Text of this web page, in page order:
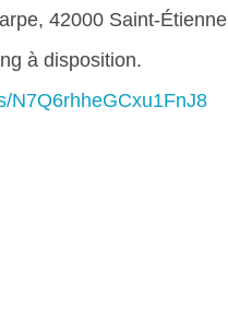
42000 Saint-Étienne
à disposition.
N7Q6rhheGCxu1FnJ8